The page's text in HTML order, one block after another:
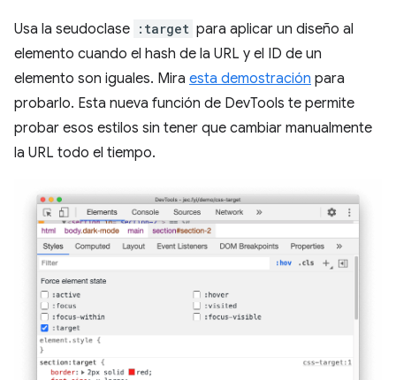
Usa la seudoclase :target para aplicar un diseño al
elemento cuando el hash de la URL y el ID de un
elemento son iguales. Mira esta demostración para
probarlo. Esta nueva función de DevTools te permite
probar esos estilos sin tener que cambiar manualmente
la URL todo el tiempo.